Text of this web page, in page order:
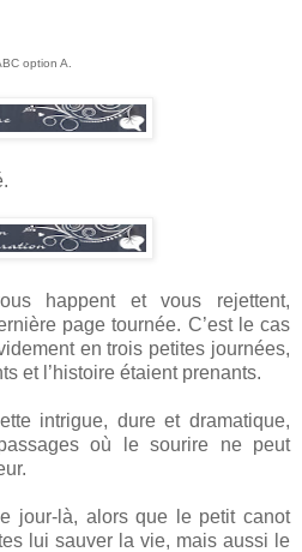
option A.
happent et vous rejettent,
page tournée. C’est le cas
en trois petites journées,
et l’histoire étaient prenants.
intrigue, dure et dramatique,
où le sourire ne peut
jour-là, alors que le petit canot
lui sauver la vie, mais aussi le